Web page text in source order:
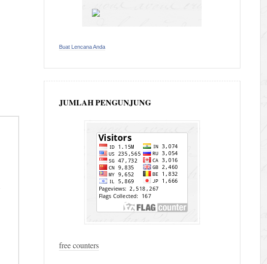
Buat Lencana Anda
JUMLAH PENGUNJUNG
free counters